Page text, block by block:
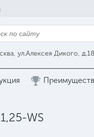
ул.Алексея Дикого,
WS